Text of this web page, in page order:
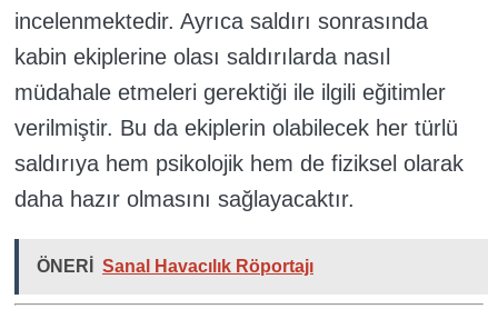
incelenmektedir. Ayrıca saldırı sonrasında
kabin ekiplerine olası saldırılarda nasıl
müdahale etmeleri gerektiği ile ilgili eğitimler
verilmiştir. Bu da ekiplerin olabilecek her türlü
saldırıya hem psikolojik hem de fiziksel olarak
daha hazır olmasını sağlayacaktır.
ÖNERİ Sanal Havacılık Röportajı